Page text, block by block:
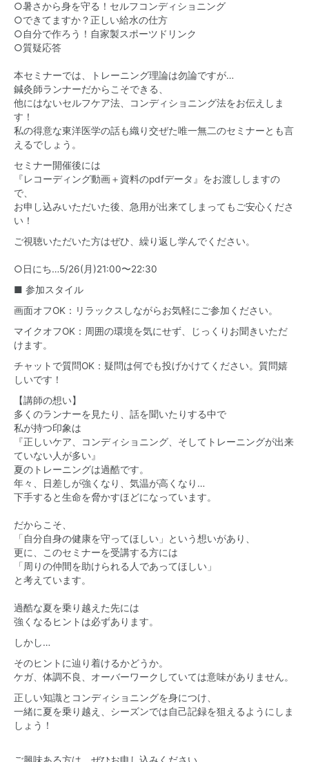
○暑さから身を守る！セルフコンディショニング
○できてますか？正しい給水の仕方
○自分で作ろう！自家製スポーツドリンク
○質疑応答
本セミナーでは、トレーニング理論は勿論ですが…
鍼灸師ランナーだからこそできる、
他にはないセルフケア法、コンディショニング法をお伝えしま
す！
私の得意な東洋医学の話も織り交ぜた唯一無二のセミナーとも言
えるでしょう。
セミナー開催後には
『レコーディング動画＋資料のpdfデータ』をお渡ししますの
で、
お申し込みいただいた後、急用が出来てしまってもご安心くださ
い！
ご視聴いただいた方はぜひ、繰り返し学んでください。
○日にち…5/26(月)21:00〜22:30
■ 参加スタイル
画面オフOK：リラックスしながらお気軽にご参加ください。
マイクオフOK：周囲の環境を気にせず、じっくりお聞きいただ
けます。
チャットで質問OK：疑問は何でも投げかけてください。質問嬉
しいです！
【講師の想い】
多くのランナーを見たり、話を聞いたりする中で
私が持つ印象は
『正しいケア、コンディショニング、そしてトレーニングが出来
ていない人が多い』
夏のトレーニングは過酷です。
年々、日差しが強くなり、気温が高くなり…
下手すると生命を脅かすほどになっています。
だからこそ、
「自分自身の健康を守ってほしい」という想いがあり、
更に、このセミナーを受講する方には
「周りの仲間を助けられる人であってほしい」
と考えています。
過酷な夏を乗り越えた先には
強くなるヒントは必ずあります。
しかし…
そのヒントに辿り着けるかどうか。
ケガ、体調不良、オーバーワークしていては意味がありません。
正しい知識とコンディショニングを身につけ、
一緒に夏を乗り越え、シーズンでは自己記録を狙えるようにしま
しょう！